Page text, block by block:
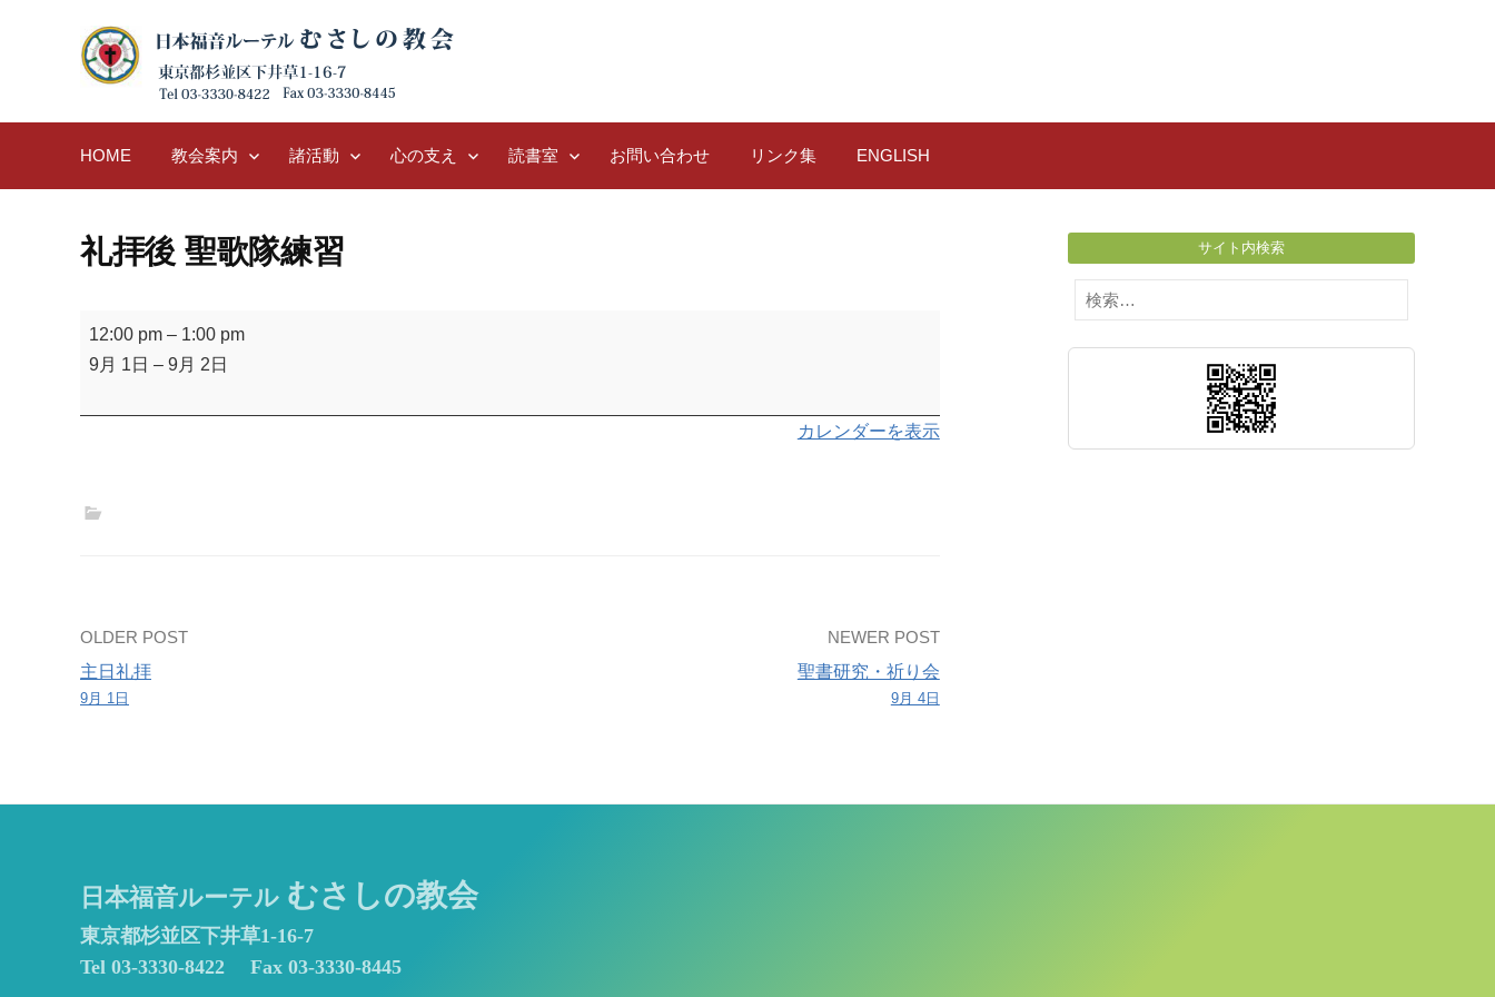
HOME 教会案内 諸活動 心の支え 読書室 お問い合わせ リンク集 ENGLISH
礼拝後 聖歌隊練習
礼
拝
聖
練
12:00 pm – 1:00 pm
9月 1日 – 9月 2日
カレンダーを表示
Post
navigation
OLDER POST
主日礼拝
9月 1日
NEWER POST
聖書研究・祈り会
9月 4日
サイト内検索
検
索:
日本福音ルーテル むさしの教会
東京都杉並区下井草1-16-7
Tel 03-3330-8422
Fax 03-3330-8445